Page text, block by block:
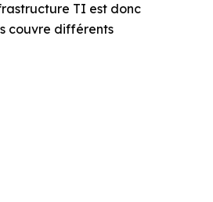
TI est donc
couvre différents